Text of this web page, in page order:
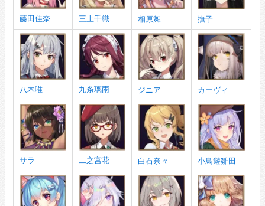
藤田佳奈 三上千織 相原舞 撫子
八木唯 九条璃雨 ジニア カーヴィ
サラ 二之宫花 白石奈々 小鳥遊雛田